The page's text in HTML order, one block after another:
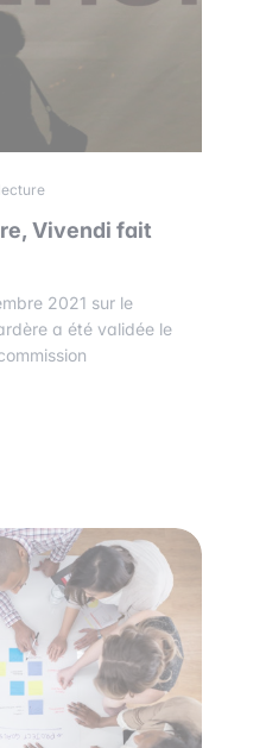
Vivendi fait
2021 sur le
a été validée le